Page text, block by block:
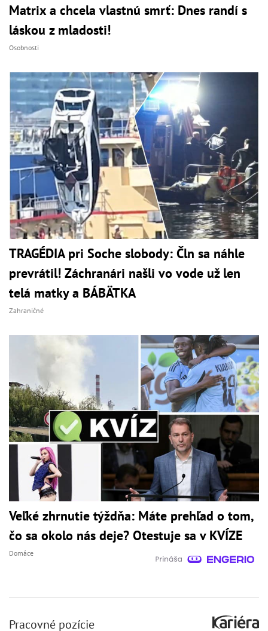
Matrix a chcela vlastnú smrť: Dnes randí s
láskou z mladosti!
Osobnosti
TRAGÉDIA pri Soche slobody: Čln sa náhle
prevrátil! Záchranári našli vo vode už len
telá matky a BÁBÄTKA
Zahraničné
Veľké zhrnutie týždňa: Máte prehľad o tom,
čo sa okolo nás deje? Otestuje sa v KVÍZE
Domáce
Pracovné pozície